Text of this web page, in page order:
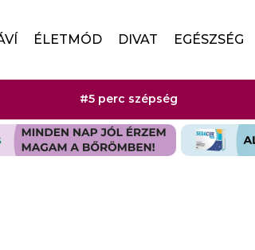
ÉLETMÓD DIVAT EGÉSZSÉG
#5 perc szépség